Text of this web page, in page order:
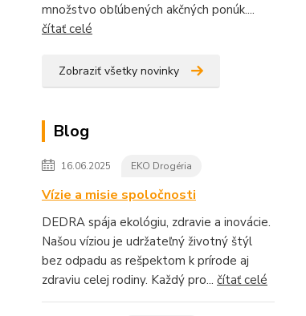
množstvo obľúbených akčných ponúk....
čítať celé
Zobraziť všetky novinky
Blog
16.06.2025 EKO Drogéria
Vízie a misie spoločnosti
DEDRA spája ekológiu, zdravie a inovácie.
Našou víziou je udržateľný životný štýl
bez odpadu as rešpektom k prírode aj
zdraviu celej rodiny. Každý pro... čítať celé